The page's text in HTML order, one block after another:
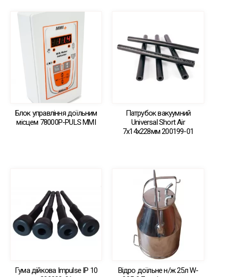
Блок управління доїльним
місцем 78000Р-PULS MMI
Патрубок вакуумний
Universal Short Air
7х14х228мм 200199-01
Гума дійкова Impulse IP 10
Відро доїльне н/ж 25л W-